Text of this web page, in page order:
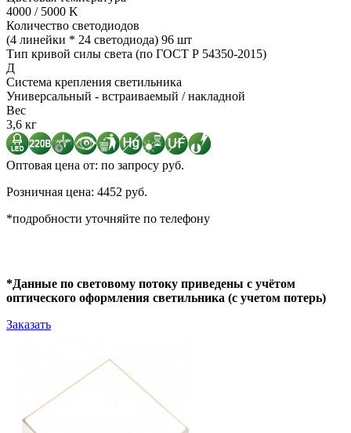
4000 / 5000 K
Количество светодиодов
(4 линейки * 24 светодиода) 96 шт
Тип кривой силы света (по ГОСТ Р 54350-2015)
Д
Система крепления светильника
Универсальный - встраиваемый / накладной
Вес
3,6 кг
Оптовая цена от: по запросу руб.
Розничная цена: 4452 руб.
*подробности уточняйте по телефону
*Данные по световому потоку приведены с учётом
оптического оформления светильника (с учетом потерь)
Заказать